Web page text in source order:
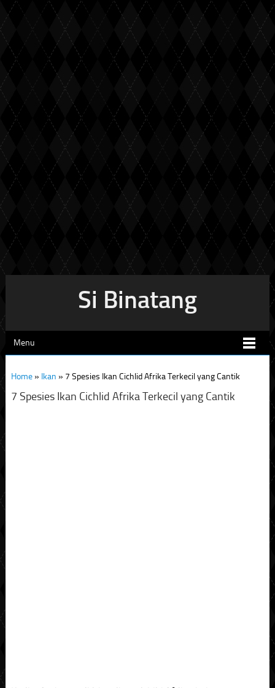
Si Binatang
Menu
Home» Ikan » 7 Spesies Ikan Cichlid Afrika Terkecil yang Cantik
7 Spesies Ikan Cichlid Afrika Terkecil yang Cantik